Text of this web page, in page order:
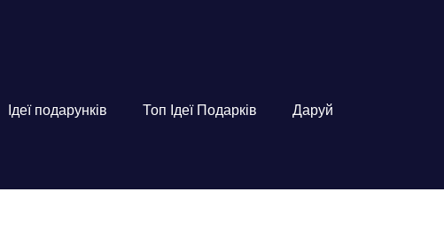
Ідеї подарунків Топ Ідеї Подарків Даруй